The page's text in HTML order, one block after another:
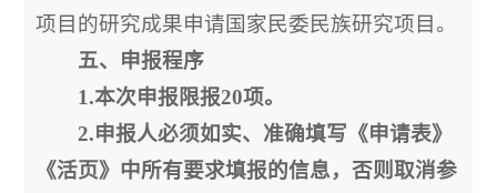
项目的研究成果申请国家民委民族研究项目。
五、申报程序
1.本次申报限报20项。
2.申报人必须如实、准确填写《申请表》
《活页》中所有要求填报的信息，否则取消参